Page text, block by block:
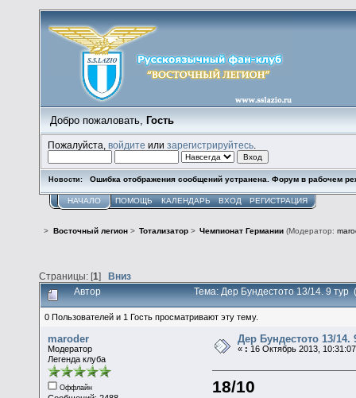
Добро пожаловать, Гость
Пожалуйста,войдите илизарегистрируйтесь
Новости: Ошибка отображения сообщений устранена. Форум в рабочем
НАЧАЛО ПОМОЩЬ КАЛЕНДАРЬ ВХОД РЕГИСТРАЦИЯ
> Восточный легион> Тотализатор> Чемпионат Германии(Модератор:
Страницы: [1] Вниз
Автор Тема: Дер Бундестото 13/14. 9 тур
0 Пользователей и 1 Гость просматривают эту тему.
maroder
Модератор
Легенда клуба
Оффлайн
Дер Бундестото 13/14.
« : 16 Октябрь 2013,
18/10